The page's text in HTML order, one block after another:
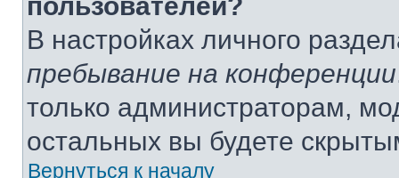
В настройках личного
пребывание на конференции
только администраторам,
остальных вы будете
Вернуться к началу